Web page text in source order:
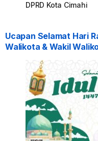
DPRD Kota Cimahi
Ucapan Selamat Hari
Walikota & Wakil